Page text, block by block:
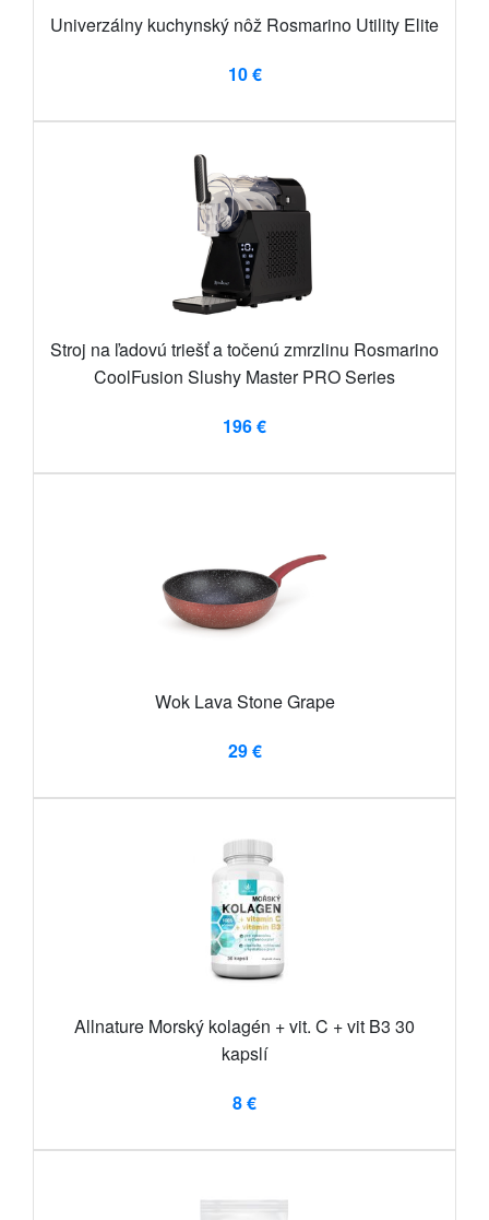
Univerzálny kuchynský nôž Rosmarino Utility Elite
10 €
Stroj na ľadovú triešť a točenú zmrzlinu Rosmarino
CoolFusion Slushy Master PRO Series
196 €
Wok Lava Stone Grape
29 €
Allnature Morský kolagén + vit. C + vit B3 30
kapslí
8 €